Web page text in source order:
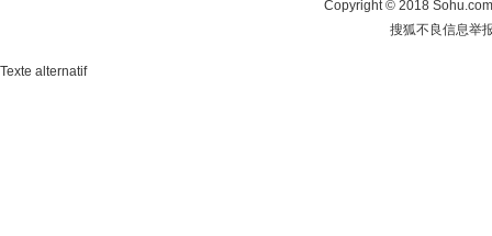
Copyright©2018
搜狐不良信息举
Texte alternatif